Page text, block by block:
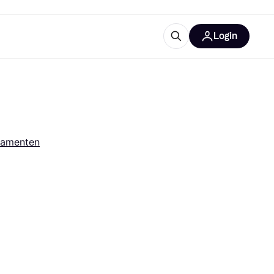
Login